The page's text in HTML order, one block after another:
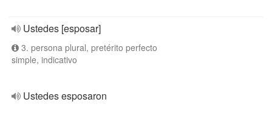
Ustedes [esposar]
3. persona plural, pretérito perfecto
simple, indicativo
Ustedes esposaron